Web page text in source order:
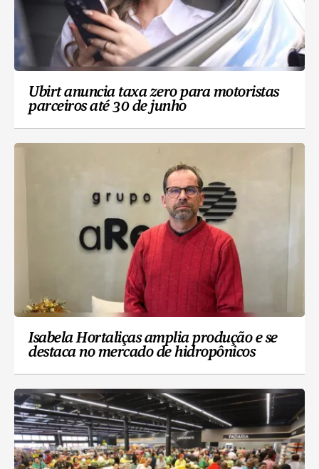
Ubirt anuncia taxa zero para motoristas
parceiros até 30 de junho
Isabela Hortaliças amplia produção e se
destaca no mercado de hidropônicos